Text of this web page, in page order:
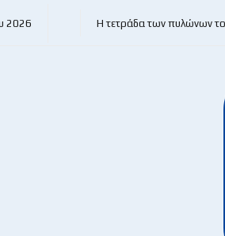
2026 Η τετράδα των πυλώνων